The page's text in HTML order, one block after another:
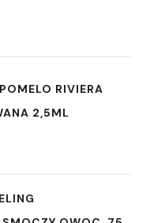
RIVIERA
2,5ML